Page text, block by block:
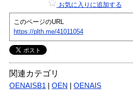
お気に入りに追加する
このページのURL
https://plth.me/41011054
関連カテゴリ
OENAISB1 OEN OENAIS